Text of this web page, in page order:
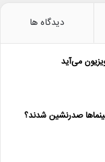
دیدگاه ها
می‌آید
صدرنشین شدند؟